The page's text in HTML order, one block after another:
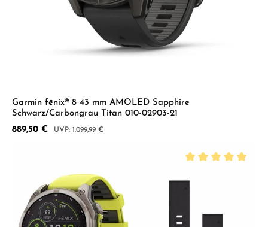
Garmin fēnix® 8 43 mm AMOLED Sapphire
Schwarz/Carbongrau Titan 010-02903-21
Verkaufspreis:
889,50 € Regulärer Preis:
1.099,99 €